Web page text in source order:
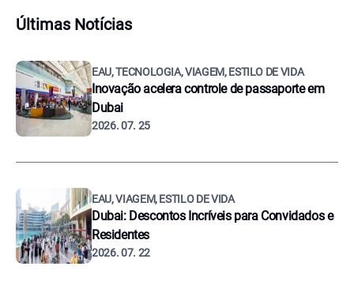
Últimas Notícias
EAU, TECNOLOGIA, VIAGEM, ESTILO DE VIDA
Inovação acelera controle de passaporte em
Dubai
2026. 07. 25
EAU, VIAGEM, ESTILO DE VIDA
Dubai: Descontos Incríveis para Convidados e
Residentes
2026. 07. 22